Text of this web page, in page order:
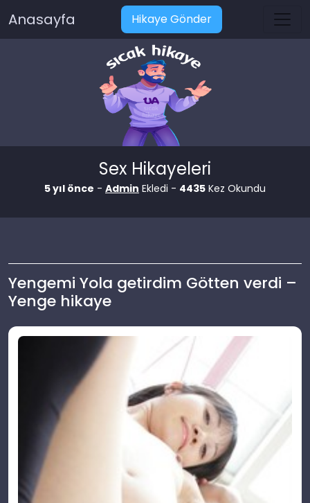
Anasayfa Hikaye Gönder
Sex Hikayeleri
5 yıl önce - Admin Ekledi - 4435 Kez Okundu
Yengemi Yola getirdim Götten verdi –
Yenge hikaye